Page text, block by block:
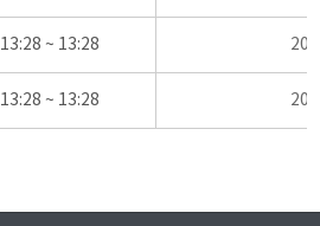
13:28 ~ 13:28
13:28 ~ 13:28